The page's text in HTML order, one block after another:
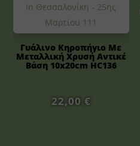
Γυάλινο Κηροπήγιο Με
Μεταλλική Χρυσή Αντικέ
Βάση 10x20cm HC136
22,00 €